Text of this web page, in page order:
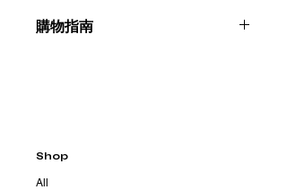
購物指南
Shop
All